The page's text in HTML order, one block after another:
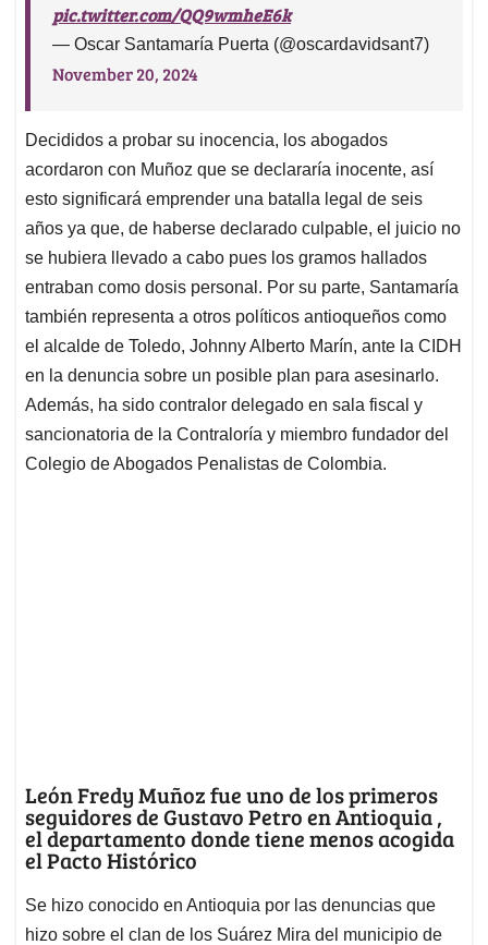
pic.twitter.com/QQ9wmheE6k
— Oscar Santamaría Puerta (@oscardavidsant7)
November 20, 2024
Decididos a probar su inocencia, los abogados
acordaron con Muñoz que se declararía inocente, así
esto significará emprender una batalla legal de seis
años ya que, de haberse declarado culpable, el juicio no
se hubiera llevado a cabo pues los gramos hallados
entraban como dosis personal. Por su parte, Santamaría
también representa a otros políticos antioqueños como
el alcalde de Toledo, Johnny Alberto Marín, ante la CIDH
en la denuncia sobre un posible plan para asesinarlo.
Además, ha sido contralor delegado en sala fiscal y
sancionatoria de la Contraloría y miembro fundador del
Colegio de Abogados Penalistas de Colombia.
León Fredy Muñoz fue uno de los primeros
seguidores de Gustavo Petro en Antioquia ,
el departamento donde tiene menos acogida
el Pacto Histórico
Se hizo conocido en Antioquia por las denuncias que
hizo sobre el clan de los Suárez Mira del municipio de